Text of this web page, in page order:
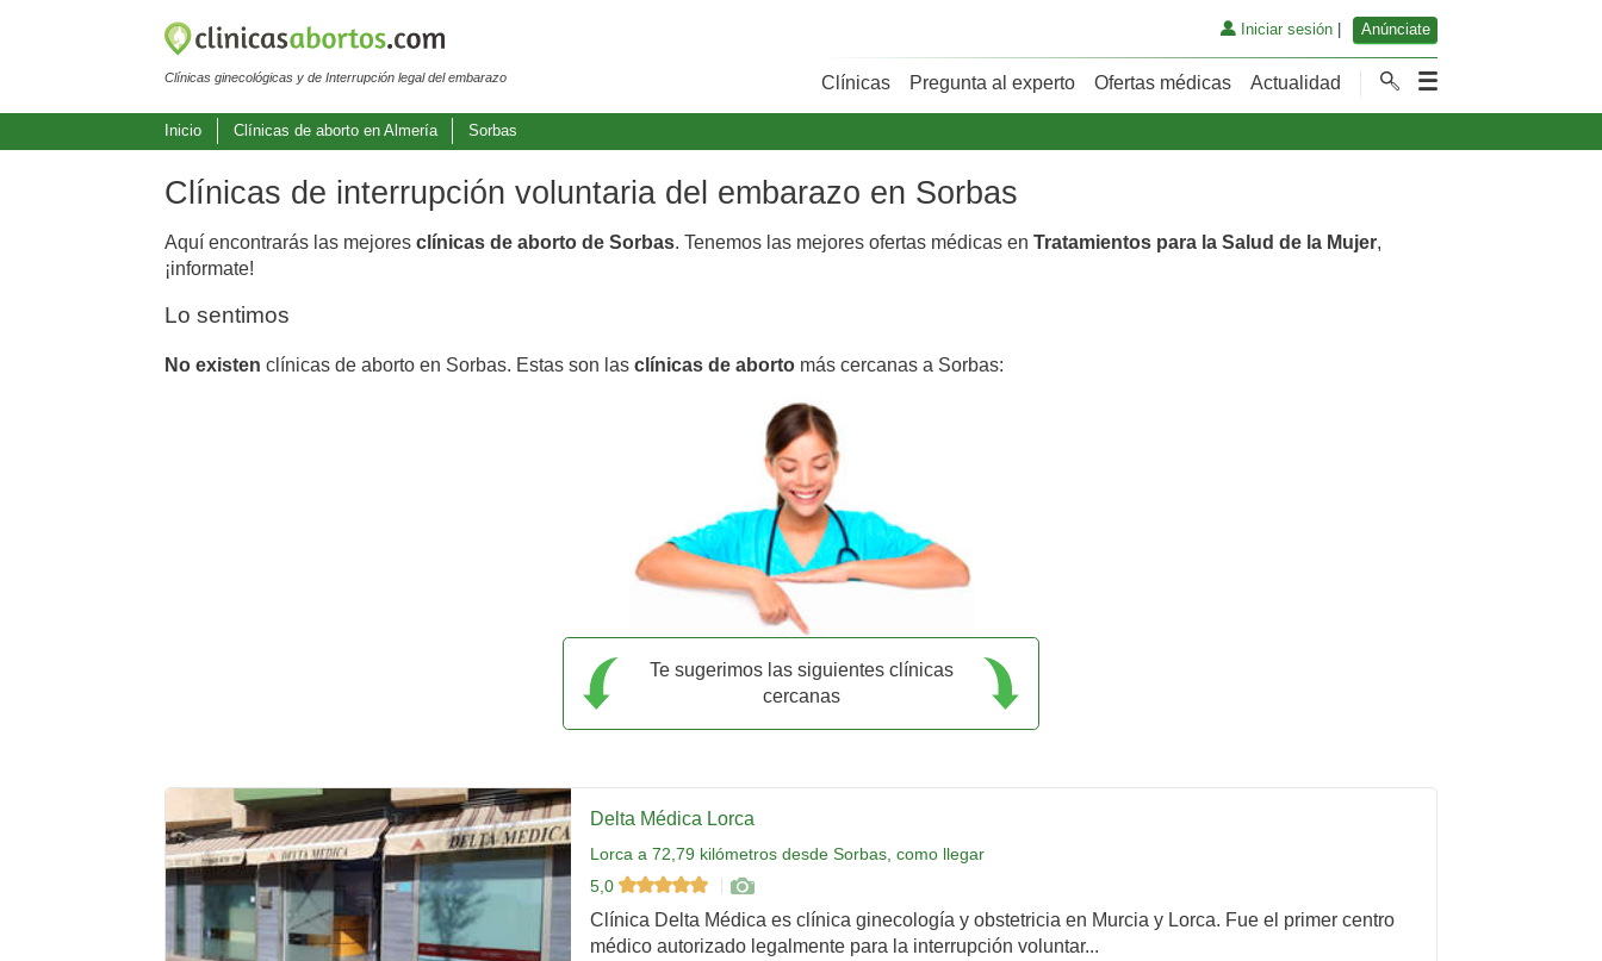
Clínicas ginecológicas y de Interrupción legal del embarazo
Iniciar sesión| Anúnciate
Clínicas Pregunta al experto Ofertas médicas Actualidad
Inicio Clínicas de aborto en Almería Sorbas
Clínicas de interrupción voluntaria del embarazo en Sorbas
Aquí encontrarás las mejores clínicas de aborto de Sorbas. Tenemos las mejores ofertas médicas en Tratamientos para la Salud de la Mujer,
¡informate!
Lo sentimos
No existen clínicas de aborto en Sorbas. Estas son las clínicas de aborto más cercanas a Sorbas:
Te sugerimos las siguientes clínicas
cercanas
Delta Médica Lorca
Lorca a 72,79 kilómetros desde Sorbas, como llegar
5,0
Clínica Delta Médica es clínica ginecología y obstetricia en Murcia y Lorca. Fue el primer centro
médico autorizado legalmente para la interrupción voluntar...